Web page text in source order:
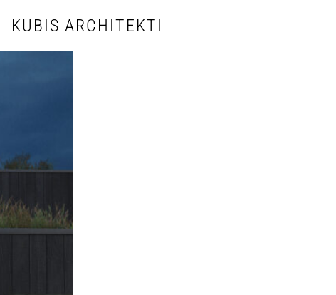
KUBIS ARCHITEKTI